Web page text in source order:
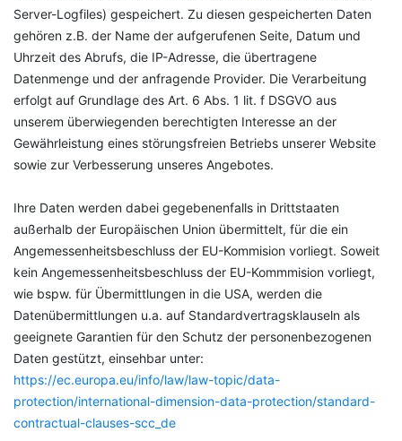
Server-Logfiles) gespeichert. Zu diesen gespeicherten Daten
gehören z.B. der Name der aufgerufenen Seite, Datum und
Uhrzeit des Abrufs, die IP-Adresse, die übertragene
Datenmenge und der anfragende Provider. Die Verarbeitung
erfolgt auf Grundlage des Art. 6 Abs. 1 lit. f DSGVO aus
unserem überwiegenden berechtigten Interesse an der
Gewährleistung eines störungsfreien Betriebs unserer Website
sowie zur Verbesserung unseres Angebotes.
Ihre Daten werden dabei gegebenenfalls in Drittstaaten
außerhalb der Europäischen Union übermittelt, für die ein
Angemessenheitsbeschluss der EU-Kommision vorliegt. Soweit
kein Angemessenheitsbeschluss der EU-Kommmision vorliegt,
wie bspw. für Übermittlungen in die USA, werden die
Datenübermittlungen u.a. auf Standardvertragsklauseln als
geeignete Garantien für den Schutz der personenbezogenen
Daten gestützt, einsehbar unter:
https://ec.europa.eu/info/law/law-topic/data-
protection/international-dimension-data-protection/standard-
contractual-clauses-scc_de